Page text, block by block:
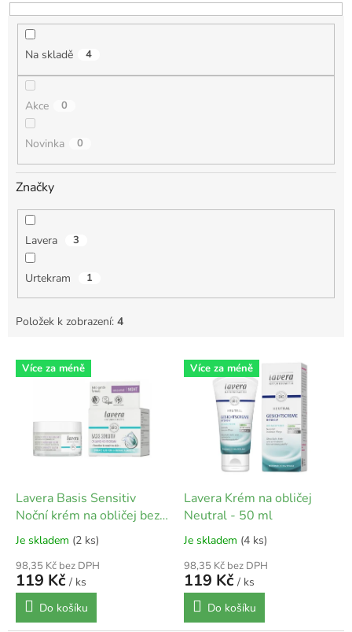
u
Na skladě 4
Akce 0
Novinka 0
Značky
Lavera 3
Urtekram 1
Položek k zobrazení: 4
V Více za méně
Lavera Basis Sensitiv
Noční krém na obličej bez
parfemace - 50 ml
Je skladem (2 ks)
98,35 Kč bez DPH
119 Kč / ks
Do košíku
Více za méně
Lavera Krém na obličej
Neutral - 50 ml
Je skladem (4 ks)
98,35 Kč bez DPH
119 Kč / ks
Do košíku